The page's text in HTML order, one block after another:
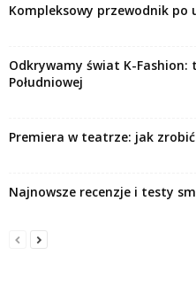
Kompleksowy przewodnik
Odkrywamy świat K-Fashion:
Południowej
Premiera w teatrze: jak
Najnowsze recenzje i testy